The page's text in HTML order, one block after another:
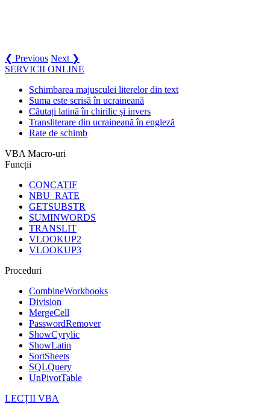
❮ Previous Next ❯
SERVICII ONLINE
Schimbarea majusculei literelor din text
Suma este scrisă în ucraineană
Căutați latină în chirilic și invers
Transliterare din ucraineană în engleză
Rate de schimb
VBA Macro-uri
Funcții
CONCATIF
NBU_RATE
GETSUBSTR
SUMINWORDS
TRANSLIT
VLOOKUP2
VLOOKUP3
Proceduri
CombineWorkbooks
Division
MergeCell
PasswordRemover
ShowCyrylic
ShowLatin
SortSheets
SQLQuery
UnPivotTable
LECȚII VBA